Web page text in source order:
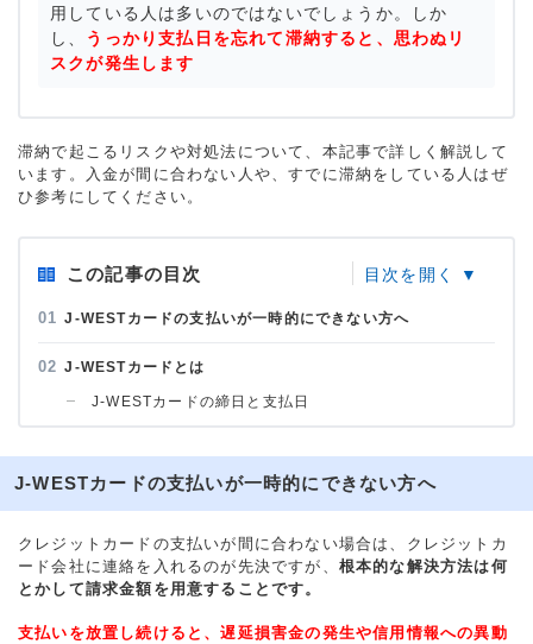
用している人は多いのではないでしょうか。しか
し、 うっかり支払日を忘れて滞納すると、思わぬリ
スクが発生します
滞納で起こるリスクや対処法について、本記事で詳しく解説して
います。入金が間に合わない人や、すでに滞納をしている人はぜ
ひ参考にしてください。
この記事の目次
J-WESTカードの支払いが一時的にできない方へ
J-WESTカードとは
J-WESTカードの締日と支払日
J-WESTカードの支払いが一時的にできない方へ
クレジットカードの支払いが間に合わない場合は、クレジットカ
ード会社に連絡を入れるのが先決ですが、 根本的な解決方法は何
とかして請求金額を用意することです。
支払いを放置し続けると、遅延損害金の発生や信用情報への異動